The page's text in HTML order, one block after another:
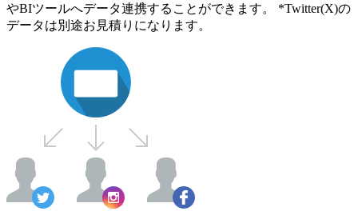
やBIツールへデータ連携することができます。 *Twitter(X)の
データは別途お見積りになります。